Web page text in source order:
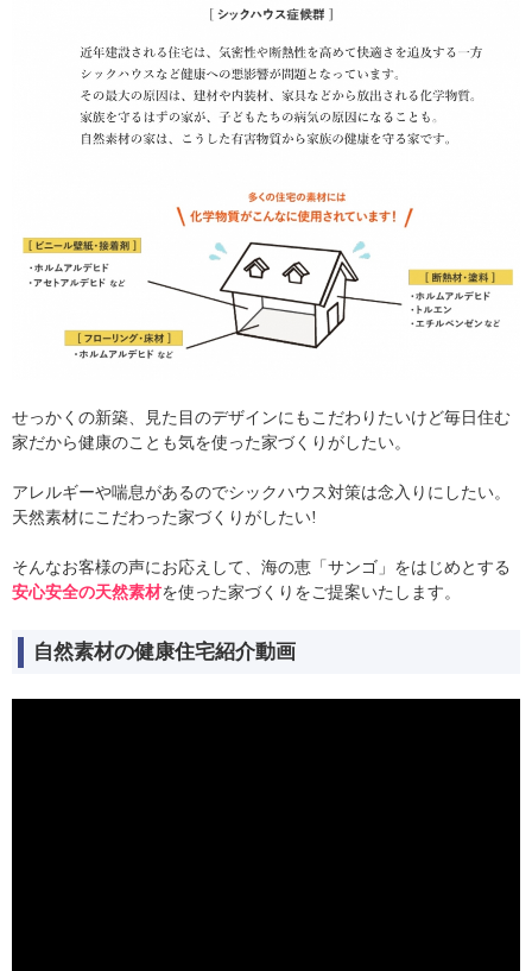
せっかくの新築、見た目のデザインにもこだわりたいけど毎日住む
家だから健康のことも気を使った家づくりがしたい。
アレルギーや喘息があるのでシックハウス対策は念入りにしたい。
天然素材にこだわった家づくりがしたい!
そんなお客様の声にお応えして、海の恵「サンゴ」をはじめとする
安心安全の天然素材を使った家づくりをご提案いたします。
自然素材の健康住宅紹介動画